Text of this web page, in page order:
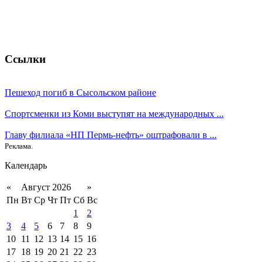
Ссылки
Пешеход погиб в Сысольском районе
Спортсменки из Коми выступят на международных ...
Главу филиала «НП Пермь-нефть» оштрафовали в ...
Реклама.
Календарь
« Август 2026
»
Пн Вт Ср Чт Пт Сб Вс
1
2
3
4 5 6 7 8
9
10 11 12 13 14 15 16
17 18 19 20 21 22 23